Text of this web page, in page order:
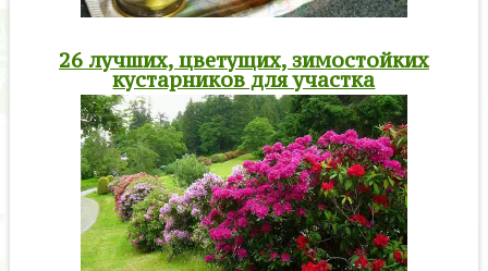
26 лучших, цветущих, зимостойких
кустарников для участка